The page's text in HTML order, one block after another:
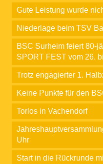
Gute Leistung wurde
Niederlage beim TSV
BSC Surheim feiert 80-
SPORT FEST vom 26.
Trotz engagierter 1.
Keine Punkte für den
Torlos in Vachendorf
Uhr
Start in die Rückrunde